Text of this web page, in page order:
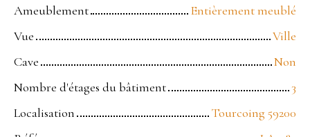
Ameublement
Entièrement meublé
Vue
Ville
Cave
Non
Nombre d'étages du bâtiment
3
Localisation
Tourcoing 59200